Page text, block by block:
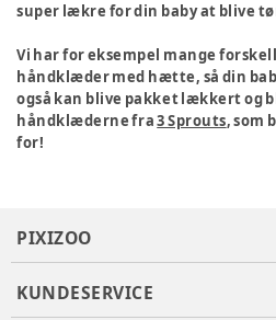
super lækre for din baby at blive
Vi har for eksempel mange
håndklæder med hætte, så din
også kan blive pakket lækkert og
håndklæderne fra3 Sprouts, som
for!
PIXIZOO
KUNDESERVICE